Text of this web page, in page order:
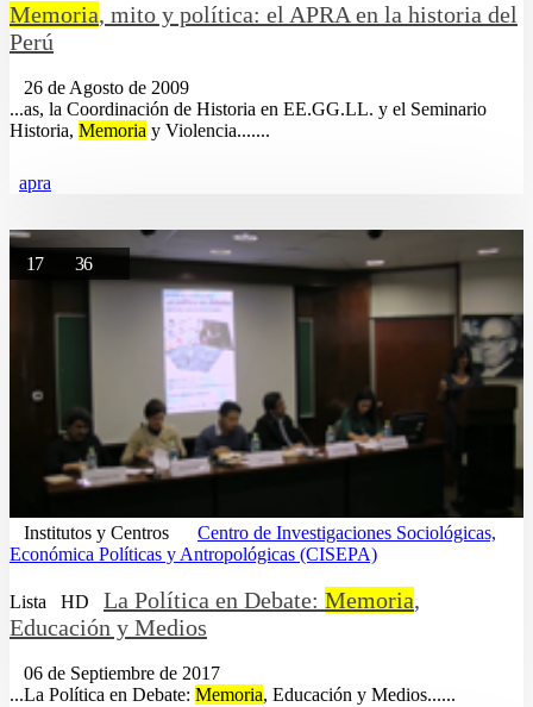
Memoria, mito y política: el APRA en la historia del
Perú
26 de Agosto de 2009
...as, la Coordinación de Historia en EE.GG.LL. y el Seminario
Historia, Memoria y Violencia.......
apra
17 36
Institutos y Centros
Centro de Investigaciones Sociológicas,
Económica Políticas y Antropológicas (CISEPA)
Lista HD La Política en Debate: Memoria,
Educación y Medios
06 de Septiembre de 2017
...La Política en Debate: Memoria, Educación y Medios......